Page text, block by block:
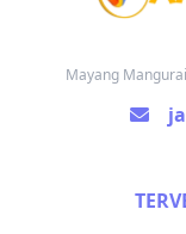
Mayang